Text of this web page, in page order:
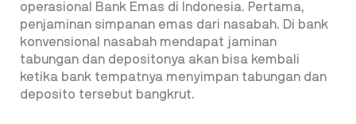
operasional Bank Emas di Indonesia. Pertama,
penjaminan simpanan emas dari nasabah. Di bank
konvensional nasabah mendapat jaminan
tabungan dan depositonya akan bisa kembali
ketika bank tempatnya menyimpan tabungan dan
deposito tersebut bangkrut.